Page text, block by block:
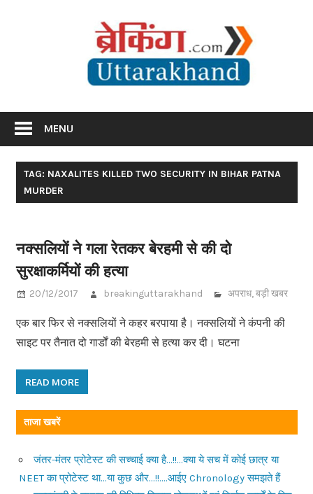
MENU
TAG: NAXALITES KILLED TWO SECURITY IN BIHAR PATNA
MURDER
नक्सलियों ने गला रेतकर बेरहमी से की दो
सुरक्षाकर्मियों की हत्या
20/12/2017 breakinguttarakhand अपराध,बड़ी खबर
एक बार फिर से नक्सलियों ने कहर बरपाया है। नक्सलियों ने कंपनी की
साइट पर तैनात दो गार्डों की बेरहमी से हत्या कर दी। घटना
READ MORE
ताजा खबरें
जंतर-मंतर प्रोटेस्ट की सच्चाई क्या है…!!…क्या ये सच में कोई छात्र या
NEET का प्रोटेस्ट था…या कुछ और…!!….आईए Chronology समझते हैं